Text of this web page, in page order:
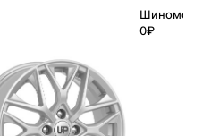
Шиномонтаж
0₽